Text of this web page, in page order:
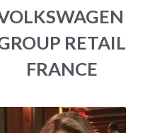
RETAIL
FRANCE